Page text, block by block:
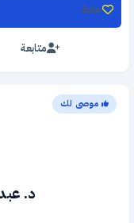
متابعة
حفظ
موصى لك
د.